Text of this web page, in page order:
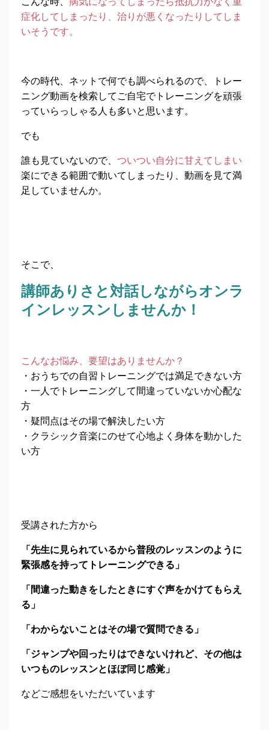
症化してしまったり、治りが悪くなったりしてしま
いそうです。
今の時代、ネットで何でも調べられるので、トレー
ニング動画を検索してご自宅でトレーニングを頑張
っていらっしゃる人も多いと思います。
でも
誰も見ていないので、 ついつい自分に甘えてしまい
楽にできる範囲で動いてしまったり、動画を見て満
足していませんか。
そこで、
講師ありさと対話しながらオンラ
インレッスンしませんか！
こんなお悩み、要望はありませんか？
・おうちでの自習トレーニングでは満足できない方
・一人でトレーニングして間違っていないか心配な
方
・疑問点はその場で解決したい方
・クラシック音楽にのせて心地よく身体を動かした
い方
受講された方から
「先生に見られているから普段のレッスンのように
緊張感を持ってトレーニングできる」
「間違った動きをしたときにすぐ声をかけてもらえ
る」
「わからないことはその場で質問できる」
「ジャンプや回ったりはできないけれど、その他は
いつものレッスンとほぼ同じ感覚」
などご感想をいただいています